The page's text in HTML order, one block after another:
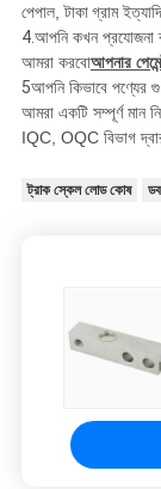
পেপাল, টাকাগ্রাম
4.আপনি কখন প্রযোজনা
আমরা করবোআপনার
5আপনি কিভাবে পণ্যের
আমরা একটি সম্পূর্ণ মান
IQC, OQC বিভাগ
ট্রাক স্কেল লোড কোষ